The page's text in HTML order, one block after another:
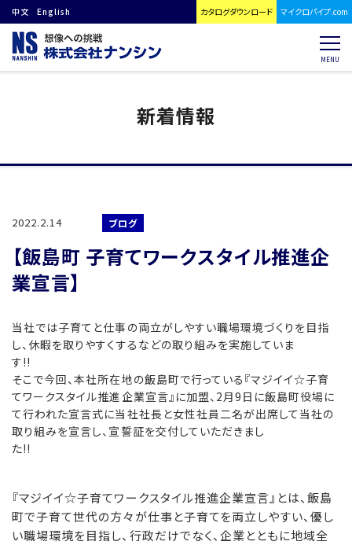
中文 English カタログダウンロード マイクロパイプ.com
MENU
新着情報
2022.2.14 ブログ
【飯島町 子育てワークスタイル推進企
業宣言】
当社では子育てと仕事の両立がしやすい職場環境づくりを目指
し、休暇を取りやすくするなどの取り組みを実施していま
そこで今回、本社所在地の飯島町で行っている『マジイイ☆子育
てワークスタイル推進企業宣言』に加盟、2月9日に飯島町役場に
て行われた宣言式に当社社長と女性社員二名が出席して当社の
取り組みを宣言し、宣誓証を交付していただきまし
た
『マジイイ☆子育てワークスタイル推進企業宣言』とは、飯島
町で子育て世代の方々が仕事と子育てを両立しやすい、優し
い職場環境を目指し、行政だけでなく、企業とともに地域全